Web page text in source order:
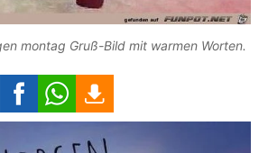
montag Gruß-Bild mit warmen Worten.